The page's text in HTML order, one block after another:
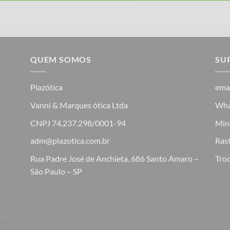
QUEM SOMOS
Plazótica
Vanni & Marques ótica Ltda
CNPJ 74.237.298/0001-94
adm@plazotica.com.br
Rua Padre José de Anchieta, 686 Santo Amaro –
São Paulo – SP